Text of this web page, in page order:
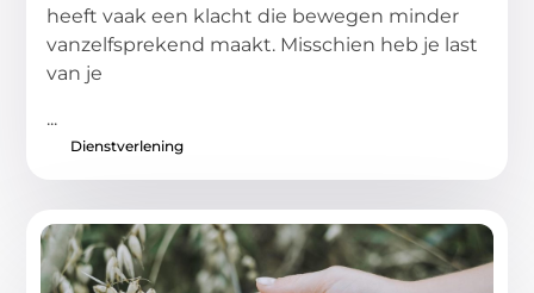
heeft vaak een klacht die bewegen minder
vanzelfsprekend maakt. Misschien heb je last
van je
...
Dienstverlening